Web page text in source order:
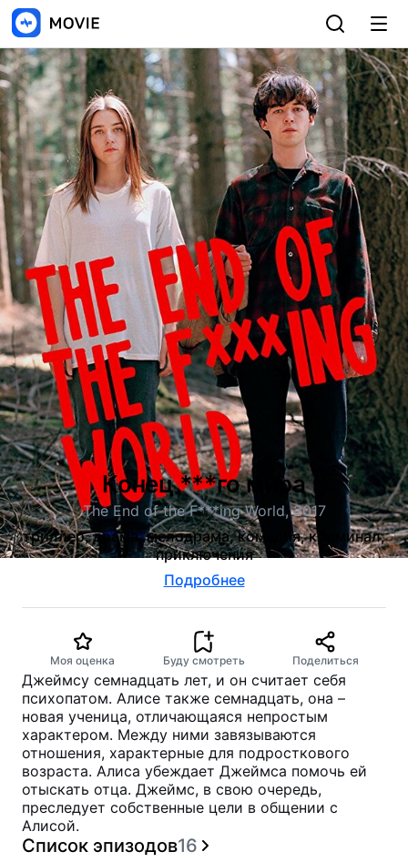
Конец ***го мира
The End of the F***ing World, 2017
триллер, драма, мелодрама, комедия, криминал,
приключения
Подробнее
Моя оценка Буду смотреть Поделиться
Джеймсу семнадцать лет, и он считает себя
психопатом. Алисе также семнадцать, она –
новая ученица, отличающаяся непростым
характером. Между ними завязываются
отношения, характерные для подросткового
возраста. Алиса убеждает Джеймса помочь ей
отыскать отца. Джеймс, в свою очередь,
преследует собственные цели в общении с
Алисой.
Список эпизодов16